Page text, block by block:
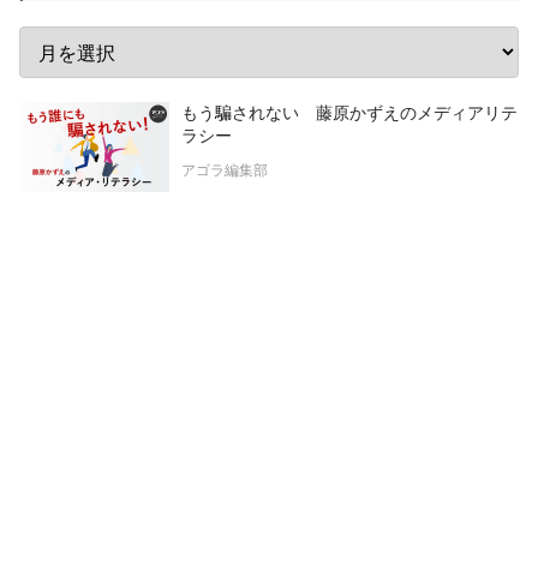
もう騙されない 藤原かずえのメディアリテ
ラシー
アゴラ編集部